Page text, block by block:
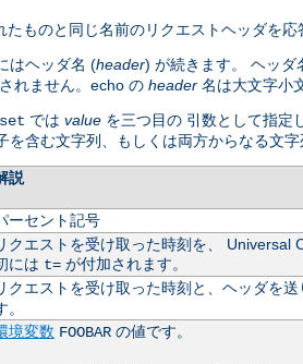
たものと同じ名前のリクエストヘッダを応
はヘッダ名 (header) が続きます。 ヘッダ
れません。echo の header 名は大文字小
set では value を三つ目の 引数として指定
を含む文字列、もしくは両方からなる文字
説
ーセント記号
クエストを受け取った時刻を、
には t=が付加されます。
クエストを受け取った時刻と、ヘッダを
。
境変数 FOOBARの値です。